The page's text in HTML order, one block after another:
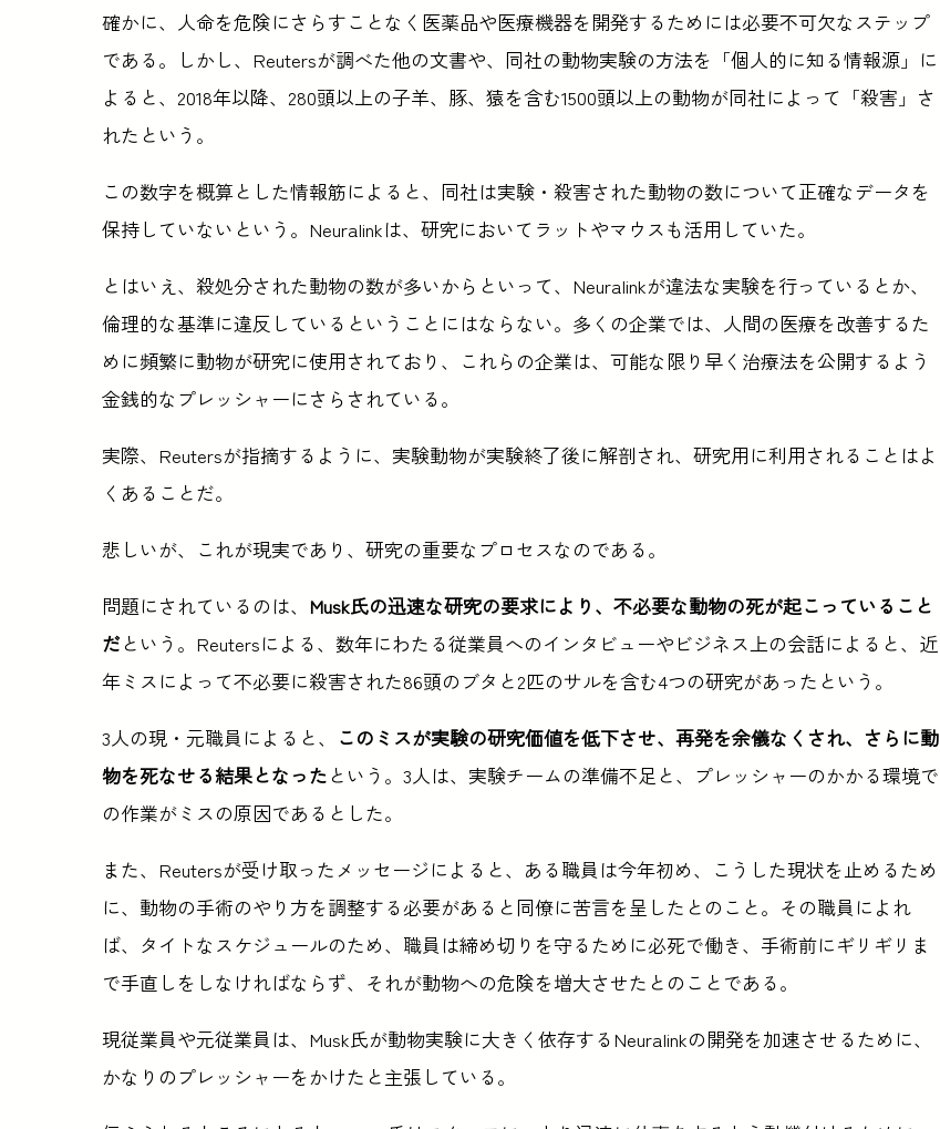
確かに、人命を危険にさらすことなく医薬品や医療機器を開発するためには必要不可欠なステップ
である。しかし、Reutersが調べた他の文書や、同社の動物実験の方法を「個人的に知る情報源」に
よると、2018年以降、280頭以上の子羊、豚、猿を含む1500頭以上の動物が同社によって「殺害」さ
れたという。
この数字を概算とした情報筋によると、同社は実験・殺害された動物の数について正確なデータを
保持していないという。Neuralinkは、研究においてラットやマウスも活用していた。
とはいえ、殺処分された動物の数が多いからといって、Neuralinkが違法な実験を行っているとか、
倫理的な基準に違反しているということにはならない。多くの企業では、人間の医療を改善するた
めに頻繁に動物が研究に使用されており、これらの企業は、可能な限り早く治療法を公開するよう
金銭的なプレッシャーにさらされている。
実際、Reutersが指摘するように、実験動物が実験終了後に解剖され、研究用に利用されることはよ
くあることだ。
悲しいが、これが現実であり、研究の重要なプロセスなのである。
問題にされているのは、 Musk氏の迅速な研究の要求により、不必要な動物の死が起こっていること
だという。Reutersによる、数年にわたる従業員へのインタビューやビジネス上の会話によると、近
年ミスによって不必要に殺害された86頭のブタと2匹のサルを含む4つの研究があったという。
3人の現・元職員によると、
このミスが実験の研究価値を低下させ、再発を余儀なくされ、さらに動
物を死なせる結果となった という。3人は、実験チームの準備不足と、プレッシャーのかかる環境で
の作業がミスの原因であるとした。
また、Reutersが受け取ったメッセージによると、ある職員は今年初め、こうした現状を止めるため
に、動物の手術のやり方を調整する必要があると同僚に苦言を呈したとのこと。その職員によれ
ば、タイトなスケジュールのため、職員は締め切りを守るために必死で働き、手術前にギリギリま
で手直しをしなければならず、それが動物への危険を増大させたとのことである。
現従業員や元従業員は、Musk氏が動物実験に大きく依存するNeuralinkの開発を加速させるために、
かなりのプレッシャーをかけたと主張している。